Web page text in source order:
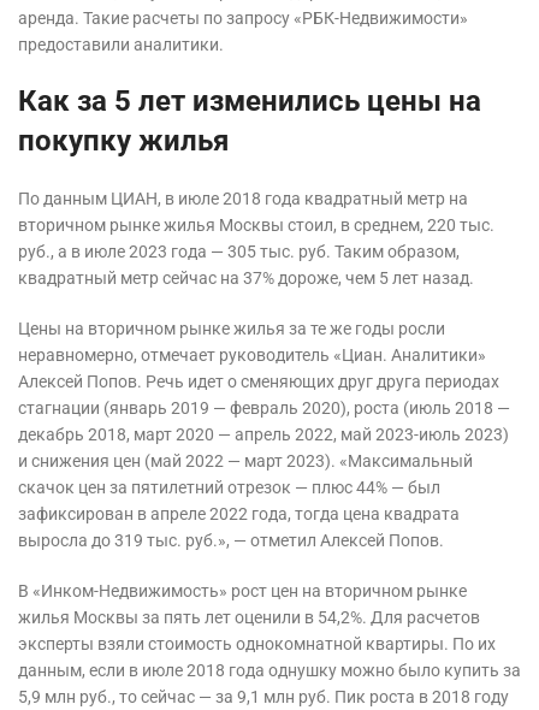
аренда. Такие расчеты по запросу «РБК-Недвижимости»
предоставили аналитики.
Как за 5 лет изменились цены на
покупку жилья
По данным ЦИАН, в июле 2018 года квадратный метр на
вторичном рынке жилья Москвы стоил, в среднем, 220 тыс.
руб., а в июле 2023 года — 305 тыс. руб. Таким образом,
квадратный метр сейчас на 37% дороже, чем 5 лет назад.
Цены на вторичном рынке жилья за те же годы росли
неравномерно, отмечает руководитель «Циан. Аналитики»
Алексей Попов. Речь идет о сменяющих друг друга периодах
стагнации (январь 2019 — февраль 2020), роста (июль 2018 —
декабрь 2018, март 2020 — апрель 2022, май 2023-июль 2023)
и снижения цен (май 2022 — март 2023). «Максимальный
скачок цен за пятилетний отрезок — плюс 44% — был
зафиксирован в апреле 2022 года, тогда цена квадрата
выросла до 319 тыс. руб.», — отметил Алексей Попов.
В «Инком-Недвижимость» рост цен на вторичном рынке
жилья Москвы за пять лет оценили в 54,2%. Для расчетов
эксперты взяли стоимость однокомнатной квартиры. По их
данным, если в июле 2018 года однушку можно было купить за
5,9 млн руб., то сейчас — за 9,1 млн руб. Пик роста в 2018 году